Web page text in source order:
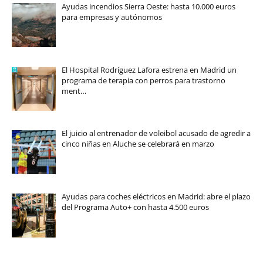
Ayudas incendios Sierra Oeste: hasta 10.000 euros
para empresas y autónomos
El Hospital Rodríguez Lafora estrena en Madrid un
programa de terapia con perros para trastorno
ment…
El juicio al entrenador de voleibol acusado de agredir a
cinco niñas en Aluche se celebrará en marzo
Ayudas para coches eléctricos en Madrid: abre el plazo
del Programa Auto+ con hasta 4.500 euros